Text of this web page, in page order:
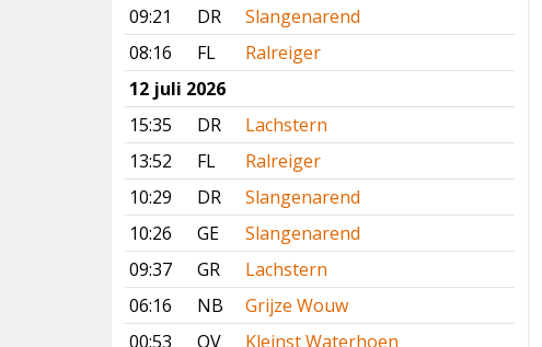
09:21
DR
Slangenarend
08:16
FL
Ralreiger
12 juli 2026
15:35
DR
Lachstern
13:52
FL
Ralreiger
10:29
DR
Slangenarend
10:26
GE
Slangenarend
09:37
GR
Lachstern
06:16
NB
Grijze Wouw
00:53
OV
Kleinst Waterhoen